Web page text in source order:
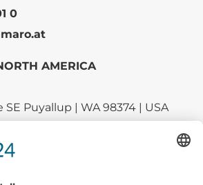
0
AMERICA
SE Puyallup | WA 98374 | USA
35